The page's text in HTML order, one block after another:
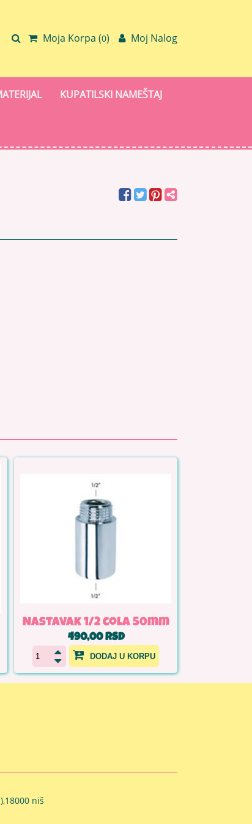
Moja Korpa (0) Moj Nalog
KUPATILSKI NAMEŠTAJ
Nastavak 1/2 cola 50mm
490,00 RSD
DODAJ U KORPU
niš